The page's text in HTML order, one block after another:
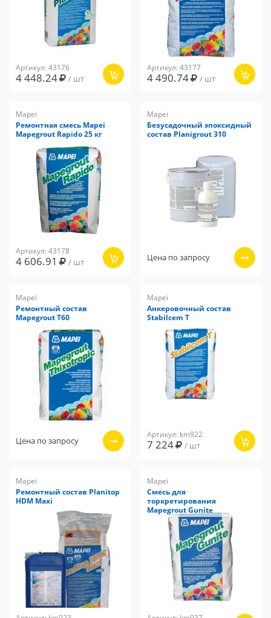
Артикул: 43176
4 448.24 / шт
Артикул: 43177
4 490.74 / шт
Mapei
Ремонтная смесь Mapei
Mapegrout Rapido 25 кг
Артикул: 43178
4 606.91 / шт
Mapei
Безусадочный эпоксидный
состав Planigrout 310
Цена по запросу
Mapei
Ремонтный состав
Mapegrout T60
Цена по запросу
Mapei
Анкеровочный состав
Stabilcem T
Артикул: km922
7 224 / шт
Mapei
Ремонтный состав Planitop
HDM Maxi
Mapei
Смесь для
торкретирования
Mapegrout Gunite